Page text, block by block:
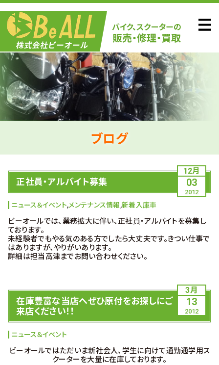
ブログ
12月
03
2012
正社員・アルバイト募集
ニュース＆イベント,メンテナンス情報,新着入庫車
ビーオールでは、業務拡大に伴い、正社員・アルバイトを募集し
ております。
未経験者でもやる気のある方でしたら大丈夫です。きつい仕事で
はありますが、やりがいあります。
詳細は担当高津までお問い合わせください。
3月
13
2012
在庫豊富な当店へぜひ原付をお探しにご
来店ください！！
ニュース＆イベント
ビーオールではただいま新社会人、学生に向けて通勤通学用ス
クーターを大量に在庫しております。